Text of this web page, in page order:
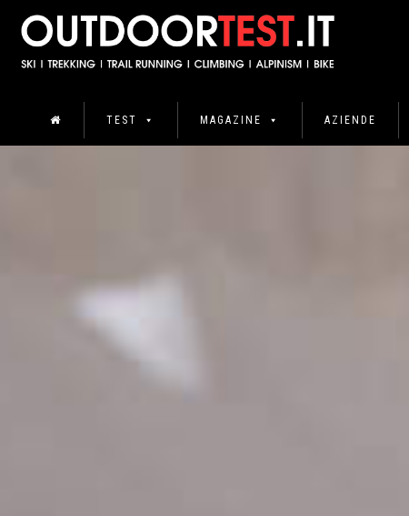
TEST MAGAZINE AZIENDE